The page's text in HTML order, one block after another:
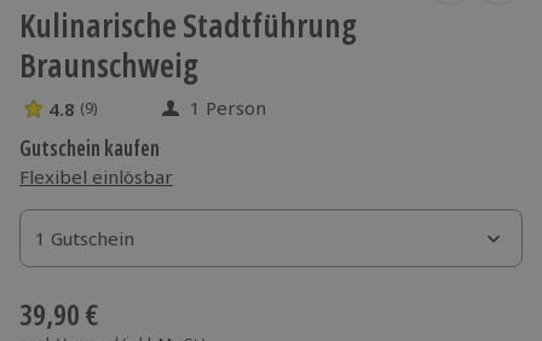
Kulinarische Stadtführung
Braunschweig
4.8 Sterne von 5 aus 9 Bewertungen
4.8 (9) 1 Person
Gutschein kaufen
Flexibel einlösbar
1 Gutschein
1 Gutschein
1 Gutschein
39,90 €